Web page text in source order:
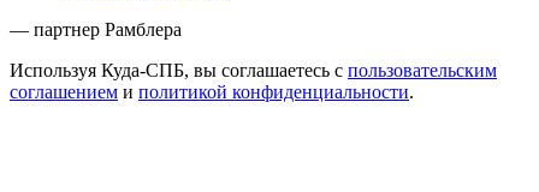
— партнер Рамблера
Используя Куда-СПБ, вы соглашаетесь с пользовательским
соглашением и политикой конфиденциальности.